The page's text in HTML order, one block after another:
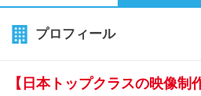
プロフィール
【日本トップクラスの映像制